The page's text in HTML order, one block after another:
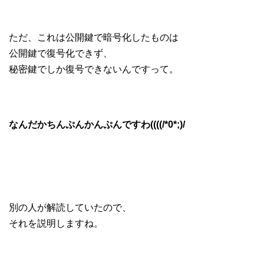
ただ、これは公開鍵で暗号化したものは
公開鍵で復号化できず、
秘密鍵でしか復号できないんですって。
なんだかちんぷんかんぷんですわ((((/*0*;)/
別の人が解読していたので、
それを説明しますね。